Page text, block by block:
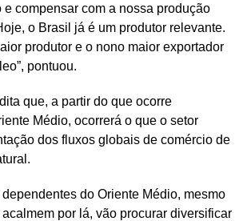
e compensar com a nossa produção
o Brasil já é um produtor relevante.
produtor e o nono maior exportador
pontuou.
que, a partir do que ocorre
Médio, ocorrerá o que o setor
dos fluxos globais de comércio de
dependentes do Oriente Médio, mesmo
por lá, vão procurar diversificar